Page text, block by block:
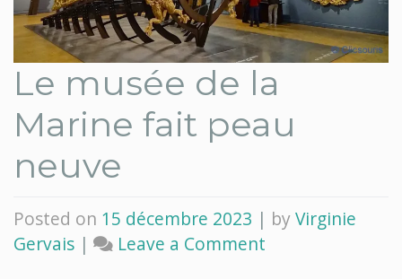
Le musée de la
Marine fait peau
neuve
Posted on 15 décembre 2023 | byVirginie
Gervais | Leave a Comment